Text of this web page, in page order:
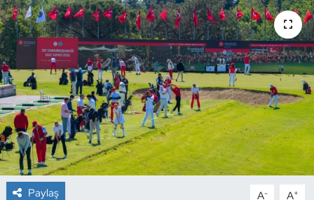
Paylaş A- A+
Buz Pateni
Çim Hokeyi
Cimnastik
Curling
Dağcılık